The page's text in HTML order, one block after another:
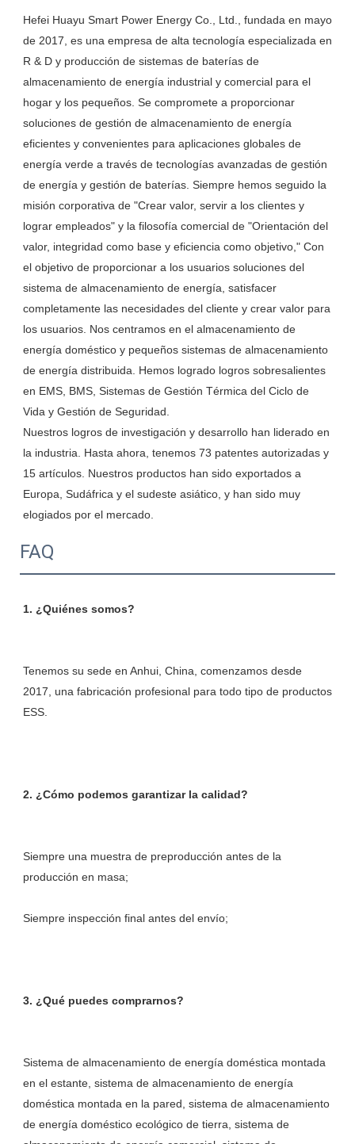
Hefei Huayu Smart Power Energy Co., Ltd., fundada en mayo
de 2017, es una empresa de alta tecnología especializada en
R & D y producción de sistemas de baterías de
almacenamiento de energía industrial y comercial para el
hogar y los pequeños. Se compromete a proporcionar
soluciones de gestión de almacenamiento de energía
eficientes y convenientes para aplicaciones globales de
energía verde a través de tecnologías avanzadas de gestión
de energía y gestión de baterías. Siempre hemos seguido la
misión corporativa de "Crear valor, servir a los clientes y
lograr empleados" y la filosofía comercial de "Orientación del
valor, integridad como base y eficiencia como objetivo," Con
el objetivo de proporcionar a los usuarios soluciones del
sistema de almacenamiento de energía, satisfacer
completamente las necesidades del cliente y crear valor para
los usuarios. Nos centramos en el almacenamiento de
energía doméstico y pequeños sistemas de almacenamiento
de energía distribuida. Hemos logrado logros sobresalientes
en EMS, BMS, Sistemas de Gestión Térmica del Ciclo de
Vida y Gestión de Seguridad.
Nuestros logros de investigación y desarrollo han liderado en
la industria. Hasta ahora, tenemos 73 patentes autorizadas y
15 artículos. Nuestros productos han sido exportados a
Europa, Sudáfrica y el sudeste asiático, y han sido muy
FAQ
Tenemos su sede en Anhui, China, comenzamos desde
2017, una fabricación profesional para todo tipo de productos
Siempre una muestra de preproducción antes de la
Sistema de almacenamiento de energía doméstica montada
en el estante, sistema de almacenamiento de energía
doméstica montada en la pared, sistema de almacenamiento
de energía doméstico ecológico de tierra, sistema de